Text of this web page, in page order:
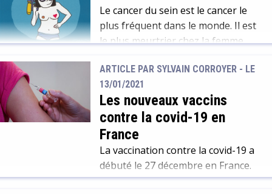
aux frontières entre psychanalyse
et médecine. Elle s’intéresse à
l’irruption du somatique dans la
l’analysant, mais aussi l’analyste.
Le cancer du sein est le cancer le
plus fréquent dans le monde. Il est
le plus meurtrier chez la femme,
facteur clé de sa guérison est un
dépistage précoce, d’où
l’importance d’observer et de
palper sa poitrine régulièrement. A
noter que de rares cas de cancer du
sein […]
ARTICLE PAR SYLVAIN CORROYER - LE
13/01/2021
Les nouveaux vaccins
contre la covid-19 en
France
La vaccination contre la covid-19 a
débuté le 27 décembre en France.
Le vaccin Pfizer/BioNTech a été mis